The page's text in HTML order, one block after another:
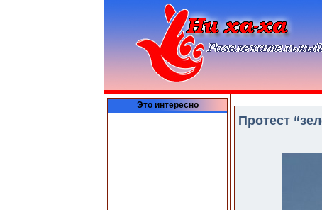
Это интересно
Протест